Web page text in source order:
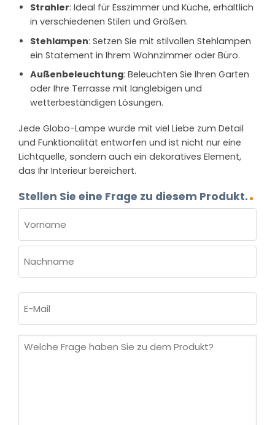
Strahler: Ideal für Esszimmer und Küche, erhältlich
in verschiedenen Stilen und Größen.
Stehlampen: Setzen Sie mit stilvollen Stehlampen
ein Statement in Ihrem Wohnzimmer oder Büro.
Außenbeleuchtung: Beleuchten Sie Ihren Garten
oder Ihre Terrasse mit langlebigen und
wetterbeständigen Lösungen.
Jede Globo-Lampe wurde mit viel Liebe zum Detail
und Funktionalität entworfen und ist nicht nur eine
Lichtquelle, sondern auch ein dekoratives Element,
das Ihr Interieur bereichert.
Stellen Sie eine Frage zu diesem Produkt.
(ERFORDERLICH)
Vorname
Mail
Welche